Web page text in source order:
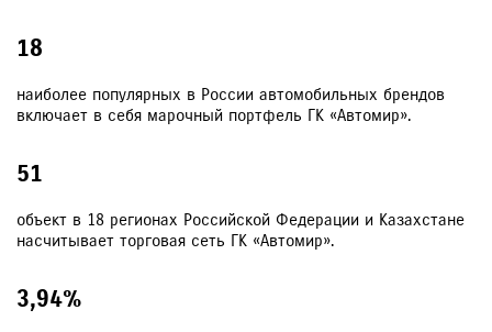
18
наиболее популярных в России автомобильных брендов
включает в себя марочный портфель ГК «Автомир».
51
объект в 18 регионах Российской Федерации и Казахстане
насчитывает торговая сеть ГК «Автомир».
3,94%